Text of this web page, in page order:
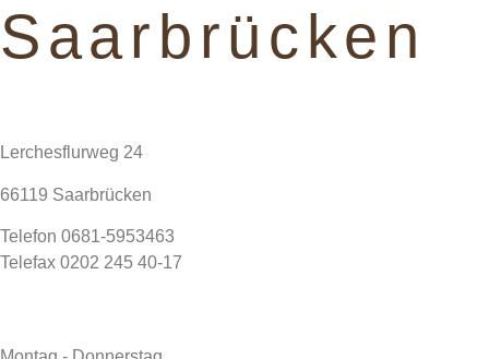
Saarbrücken
Lerchesflurweg 24
66119 Saarbrücken
Telefon 0681-5953463
Telefax 0202 245 40-17